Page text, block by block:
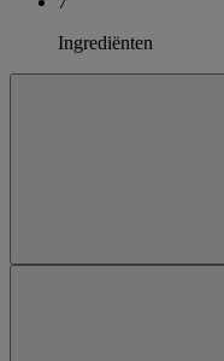
Ingrediënten